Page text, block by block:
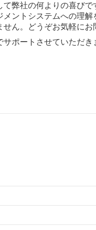
弊社の何よりの喜びで
ントシステムへの理
ん。どうぞお気軽にお
ポートさせていただき